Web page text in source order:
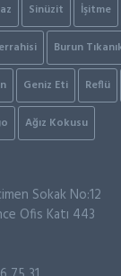
Sinüzit İşitme
Burun
Geniz Eti Reflü
Ağız Kokusu
Sokak No:12
Ofis Katı 443